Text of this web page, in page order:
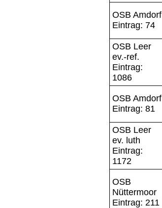
OSB Amdorf
Eintrag: 74
OSB Leer
ev.-ref.
Eintrag:
1086
OSB Amdorf
Eintrag: 81
OSB Leer
ev. luth
Eintrag:
1172
OSB
Nüttermoor
Eintrag: 211